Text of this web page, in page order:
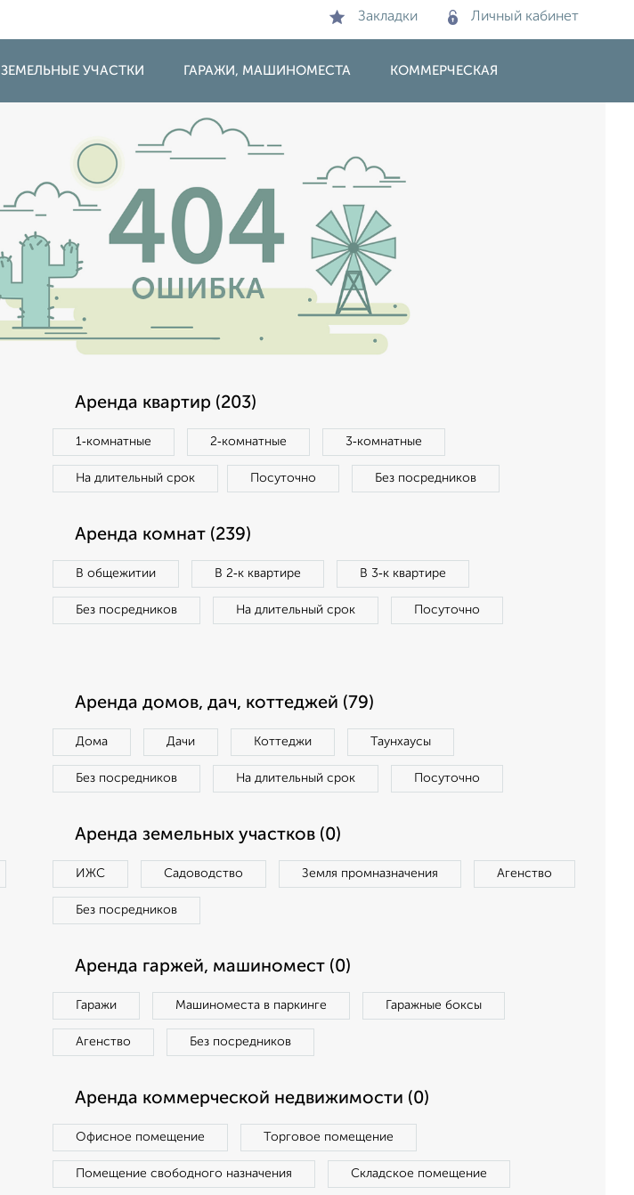
Закладки Личный кабинет
ЗЕМЕЛЬНЫЕ УЧАСТКИ ГАРАЖИ, МАШИНОМЕСТА КОММЕРЧЕСКАЯ
Аренда квартир (203)
1‑комнатные 2‑комнатные 3‑комнатные
На длительный срок Посуточно Без посредников
Аренда комнат (239)
В общежитии В 2‑к квартире В 3‑к квартире
Без посредников На длительный срок Посуточно
Аренда домов, дач, коттеджей (79)
Дома Дачи Коттеджи Таунхаусы
Без посредников На длительный срок Посуточно
Аренда земельных участков (0)
ИЖС Садоводство Земля промназначения Агенство
Без посредников
Аренда гаржей, машиномест (0)
Гаражи Машиноместа в паркинге Гаражные боксы
Агенство Без посредников
Аренда коммерческой недвижимости (0)
Офисное помещение Торговое помещение
Помещение свободного назначения Складское помещение